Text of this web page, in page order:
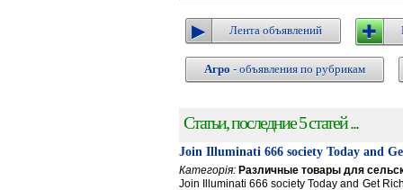
Лента объявлений
Агро - объявления по рубрикам
Статьи, последние 5 статей ...
Join Illuminati 666 society Today and
Категорія: Различные товары для
Join Illuminati 666 society Today and Get